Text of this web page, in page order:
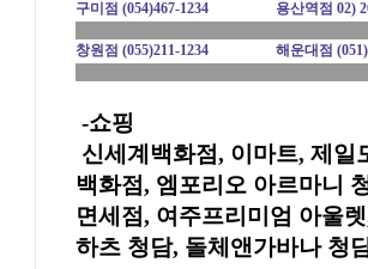
구미점 (054)467-1234 용산역점 02)
창원점 (055)211-1234 해운대점
-쇼핑
신세계백화점, 이마트, 제일
백화점, 엠포리오 아르마니
면세점, 여주프리미엄 아울
하츠 청담, 돌체앤가바나 청